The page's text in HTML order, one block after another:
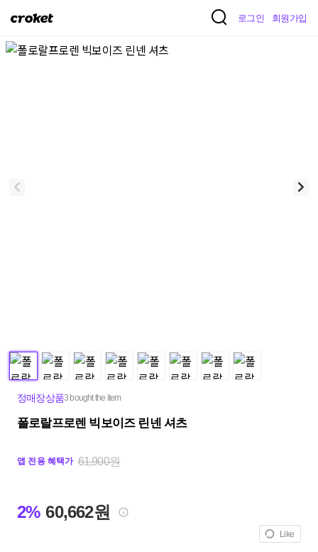
크
켓
로그인 회원가입
정매장상품3 bought the item
폴로랄프로렌 빅보이즈 린넨 셔츠
앱 전용 혜택가 61,900원
2% 60,662원
Like